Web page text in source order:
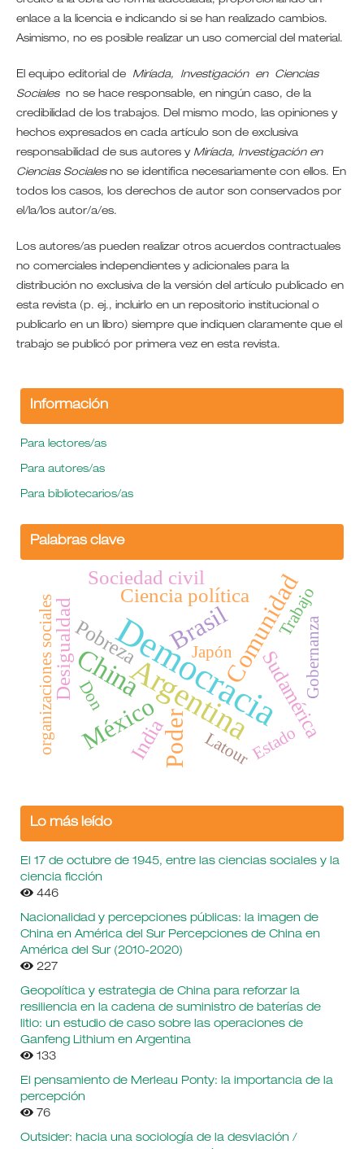
enlace a la licencia e indicando si se han realizado cambios.
Asimismo, no es posible realizar un uso comercial del material.
El equipo editorial de Miríada, Investigación en Ciencias
Sociales no se hace responsable, en ningún caso, de la
credibilidad de los trabajos. Del mismo modo, las opiniones y
hechos expresados en cada artículo son de exclusiva
responsabilidad de sus autores y Miríada, Investigación en
Ciencias Sociales no se identifica necesariamente con ellos. En
todos los casos, los derechos de autor son conservados por
el/la/los autor/a/es.
Los autores/as pueden realizar otros acuerdos contractuales
no comerciales independientes y adicionales para la
distribución no exclusiva de la versión del artículo publicado en
esta revista (p. ej., incluirlo en un repositorio institucional o
publicarlo en un libro) siempre que indiquen claramente que el
trabajo se publicó por primera vez en esta revista.
Información
Para lectores/as
Para autores/as
Para bibliotecarios/as
Palabras clave
Democracia
Argentina
China Comunidad
México
Brasil
Poder
DesigualdadPobreza
Ciencia política
India Sudamérica
Sociedad civil
Don
Japón Gobernanza
organizaciones sociales Trabajo
LatourEstado
Lo más leído
El 17 de octubre de 1945, entre las ciencias sociales y la
ciencia ficción
446
Nacionalidad y percepciones públicas: la imagen de
China en América del Sur Percepciones de China en
América del Sur (2010-2020)
227
Geopolítica y estrategia de China para reforzar la
resiliencia en la cadena de suministro de baterías de
litio: un estudio de caso sobre las operaciones de
Ganfeng Lithium en Argentina
133
El pensamiento de Merleau Ponty: la importancia de la
percepción
76
Outsider: hacia una sociología de la desviación /